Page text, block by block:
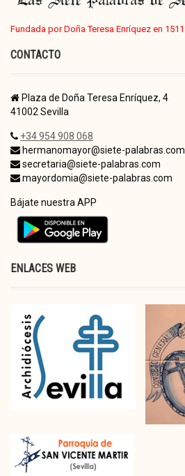
Fundada por Doña Teresa Enríquez en 1511
CONTACTO
Plaza de Doña Teresa Enríquez, 4
41002 Sevilla
+34 954 908 068
hermanomayor@siete-palabras.com
secretaria@siete-palabras.com
mayordomia@siete-palabras.com
Bájate nuestra APP
ENLACES WEB